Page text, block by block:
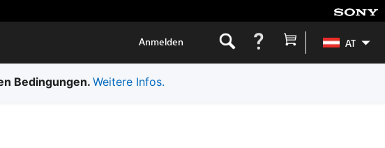
Anmelden AT
Bedingungen. Weitere Infos.